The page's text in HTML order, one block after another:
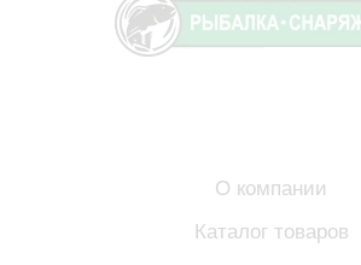
О компании
Каталог товаров